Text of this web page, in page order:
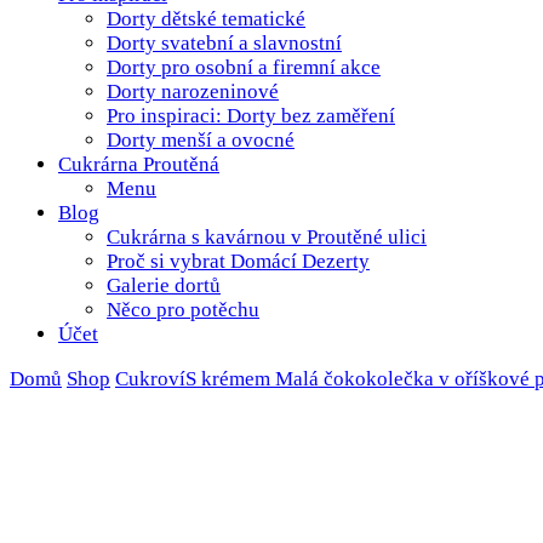
Dorty dětské tematické
Dorty svatební a slavnostní
Dorty pro osobní a firemní akce
Dorty narozeninové
Pro inspiraci: Dorty bez zaměření
Dorty menší a ovocné
Cukrárna Proutěná
Menu
Blog
Cukrárna s kavárnou v Proutěné ulici
Proč si vybrat Domácí Dezerty
Galerie dortů
Něco pro potěchu
Účet
Domů Shop CukrovíS krémem Malá čokokolečka v oříškové